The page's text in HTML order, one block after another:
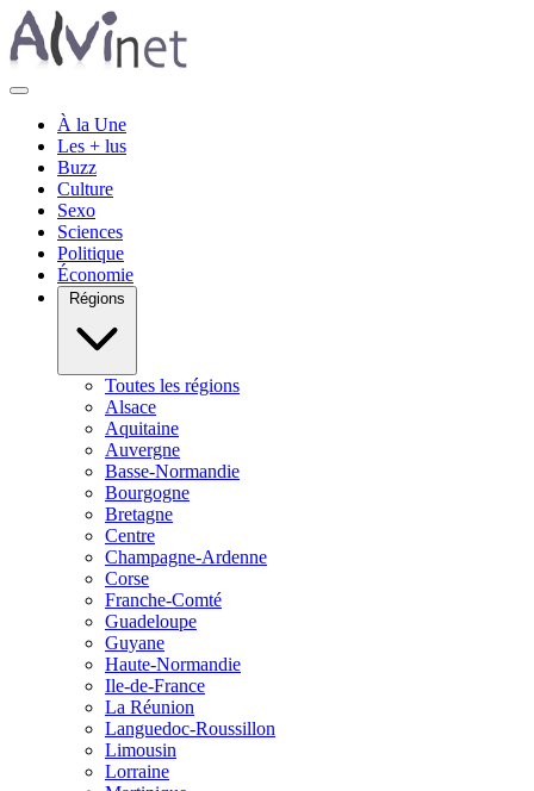
À la Une
Les + lus
Buzz
Culture
Sexo
Sciences
Politique
Économie
Régions
Toutes les régions
Alsace
Aquitaine
Auvergne
Basse-Normandie
Bourgogne
Bretagne
Centre
Champagne-Ardenne
Corse
Franche-Comté
Guadeloupe
Guyane
Haute-Normandie
Ile-de-France
La Réunion
Languedoc-Roussillon
Limousin
Lorraine